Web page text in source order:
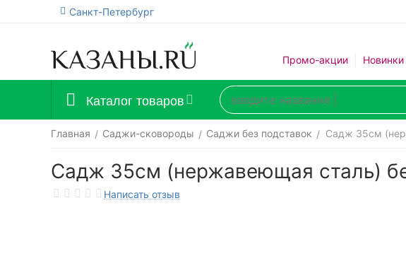
Санкт-Петербург
Промо-акции Новинки
Каталог товаров
Главная / Саджи-сковороды / Саджи без подставок / Садж 35см
Садж 35см (нержавеющая сталь)
Написать отзыв